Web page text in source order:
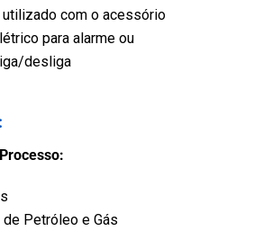
utilizado com o acessório
para alarme ou
desliga
de Petróleo e Gás